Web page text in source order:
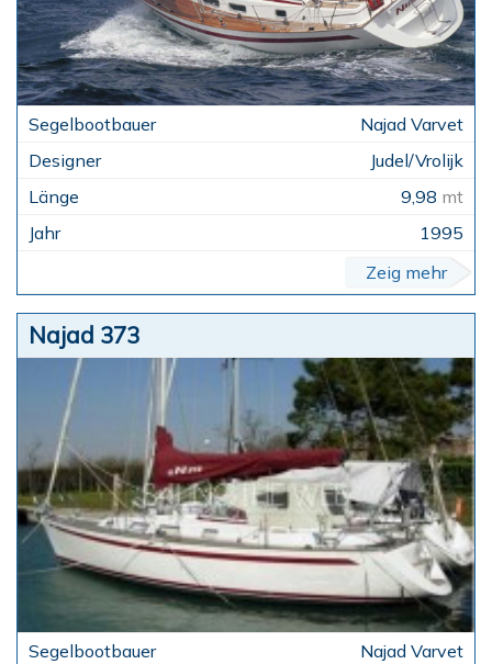
Najad Varvet
Judel/Vrolijk
9,98 mt
1995
Zeig mehr
Najad 373
Najad Varvet